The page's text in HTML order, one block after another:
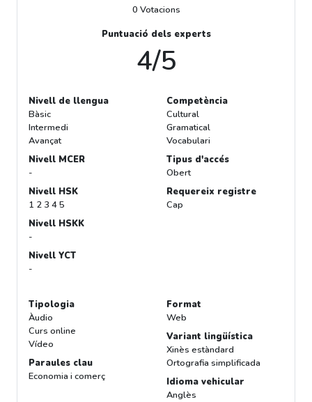
0 Votacions
Puntuació dels experts
4/5
Nivell de llengua
Bàsic
Intermedi
Avançat
Nivell MCER
-
Nivell HSK
1 2 3 4 5
Nivell HSKK
-
Nivell YCT
-
Competència
Cultural
Gramatical
Vocabulari
Tipus d'accés
Obert
Requereix registre
Cap
Tipologia
Àudio
Curs online
Vídeo
Paraules clau
Economia i comerç
Format
Web
Variant lingüística
Xinès estàndard
Ortografia simplificada
Idioma vehicular
Anglès